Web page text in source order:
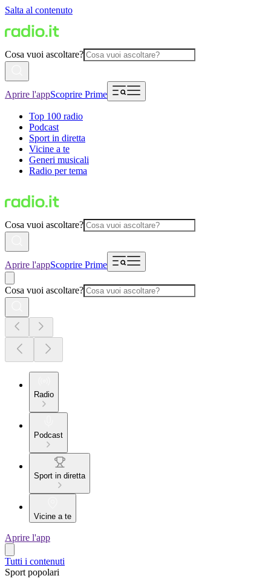
Salta al contenuto
Cosa vuoi ascoltare?
Aprire l'appScoprire Prime
Top 100 radio
Podcast
Sport in diretta
Vicine a te
Generi musicali
Radio per tema
Cosa vuoi ascoltare?
Aprire l'appScoprire Prime
Cosa vuoi ascoltare?
Radio
Podcast
Sport in diretta
Vicine a te
Aprire l'app
Tutti i contenuti
Sport popolari